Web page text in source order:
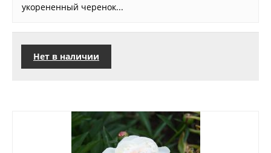
укорененный черенок...
Нет в наличии